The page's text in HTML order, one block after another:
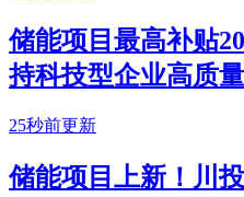
储能项目最高补贴
持科技型企业高质
25秒前更新
储能项目上新！川